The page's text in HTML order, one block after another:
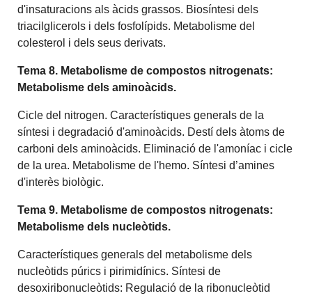
d'insaturacions als àcids grassos. Biosíntesi dels
triacilglicerols i dels fosfolípids. Metabolisme del
colesterol i dels seus derivats.
Tema 8. Metabolisme de compostos nitrogenats:
Metabolisme dels aminoàcids.
Cicle del nitrogen. Característiques generals de la
síntesi i degradació d'aminoàcids. Destí dels àtoms de
carboni dels aminoàcids. Eliminació de l'amoníac i cicle
de la urea. Metabolisme de l'hemo. Síntesi d’amines
d'interès biològic.
Tema 9. Metabolisme de compostos nitrogenats:
Metabolisme dels nucleòtids.
Característiques generals del metabolisme dels
nucleòtids púrics i pirimidínics. Síntesi de
desoxiribonucleòtids: Regulació de la ribonucleòtid